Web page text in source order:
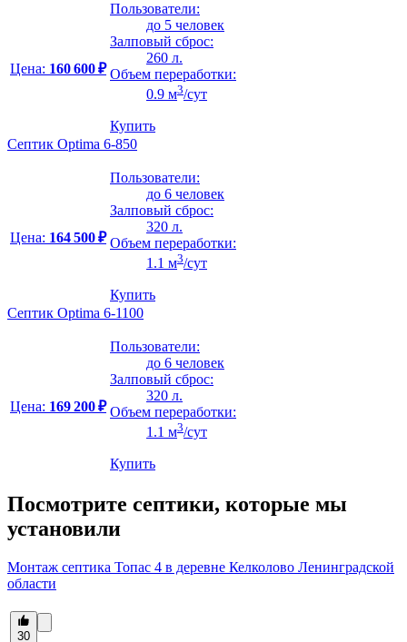
Цена: 160 600 ₽
Пользователи:
до 5 человек
Залповый сброс:
260 л.
Объем переработки:
0.9 м3/сут
Купить
Септик Optima 6-850
Цена: 164 500 ₽
Пользователи:
до 6 человек
Залповый сброс:
320 л.
Объем переработки:
1.1 м3/сут
Купить
Септик Optima 6-1100
Цена: 169 200 ₽
Пользователи:
до 6 человек
Залповый сброс:
320 л.
Объем переработки:
1.1 м3/сут
Купить
Посмотрите септики, которые мы
установили
Монтаж септика Топас 4 в деревне Келколово Ленинградской
области
30